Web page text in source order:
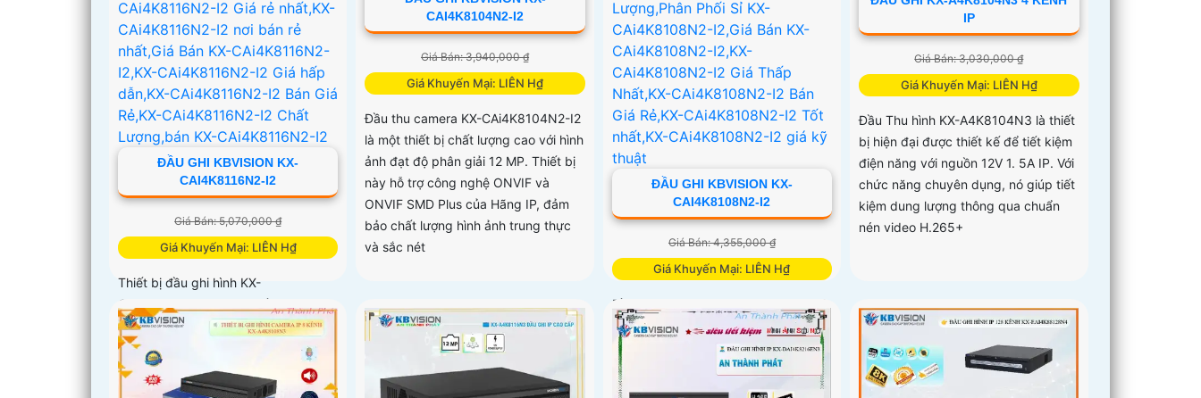
ĐẦU GHI KBVISION KX-
CAI4K8116N2-I2
Giá Bán: 5,070,000 ₫
Giá Khuyến Mại: LIÊN H₫
Thiết bị đầu ghi hình KX-
CAi4K8116N2-I2 là một Đầu ghi cao
cấp với độ phân giải 12MP, cho khả
năng xử lý hình ảnh tốt ngay cả trong
điều kiện thiếu sáng. Thiết bị hỗ trợ
giao thức kết nối ONVIF tiên tiến,
CAI4K8104N2-I2
Giá Bán: 3,940,000 ₫
Giá Khuyến Mại: LIÊN H₫
Đầu thu camera KX-CAi4K8104N2-I2
là một thiết bị chất lượng cao với hình
ảnh đạt độ phân giải 12 MP. Thiết bị
này hỗ trợ công nghệ ONVIF và
ONVIF SMD Plus của Hãng IP, đảm
bảo chất lượng hình ảnh trung thực
và sắc nét
ĐẦU GHI KBVISION KX-
CAI4K8108N2-I2
Giá Bán: 4,355,000 ₫
Giá Khuyến Mại: LIÊN H₫
Đầu ghi camera KX-CAi4K8108N2-I2
ONVIF là một Đầu ghi công nghệ
cao, được thiết kế đặc biệt cho việc
giám sát ban đêm. Với 1 HDD nhỏ
gọn mỹ thuật và khả năng đầu ghi 8
IP
Giá Bán: 3,030,000 ₫
Giá Khuyến Mại: LIÊN H₫
Đầu Thu hình KX-A4K8104N3 là thiết
bị hiện đại được thiết kế để tiết kiệm
điện năng với nguồn 12V 1. 5A IP. Với
chức năng chuyên dụng, nó giúp tiết
kiệm dung lượng thông qua chuẩn
nén video H.265+